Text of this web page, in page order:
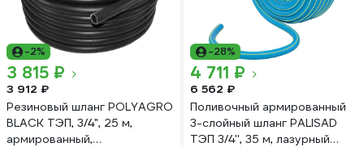
-2%
3 815 ₽
3 912 ₽
Резиновый шланг POLYAGRO
BLACK ТЭП, 3/4", 25 м,
армированный,
-28%
4 711 ₽
6 562 ₽
Поливочный армированный
3-слойный шланг PALISAD
ТЭП 3/4'', 35 м, лазурный